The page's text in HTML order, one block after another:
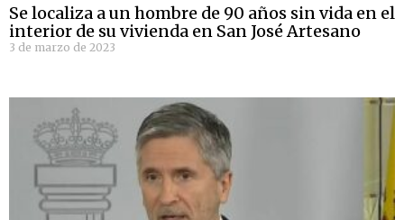
Se localiza a un hombre de 90 años sin vida en el
interior de su vivienda en San José Artesano
3 de marzo de 2023